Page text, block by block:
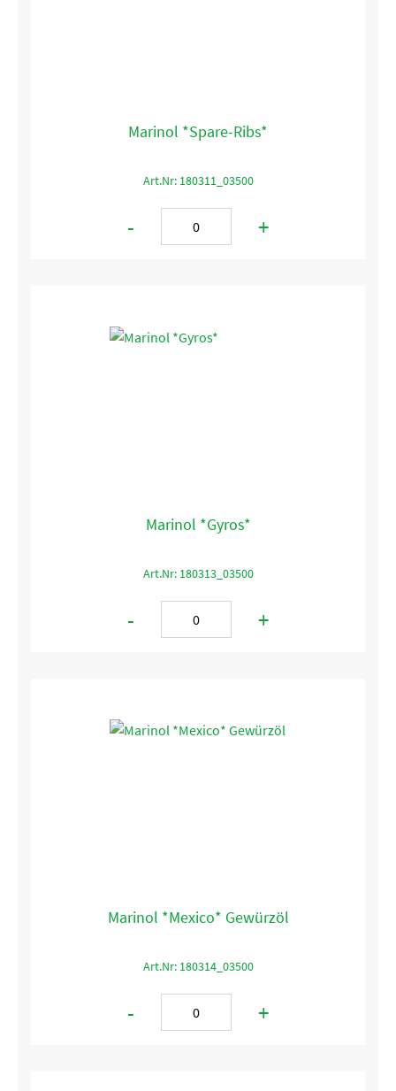
Marinol *Spare-Ribs*
Art.Nr: 180311_03500
- +
Marinol *Gyros*
Art.Nr: 180313_03500
- +
Marinol *Mexico* Gewürzöl
Art.Nr: 180314_03500
- +